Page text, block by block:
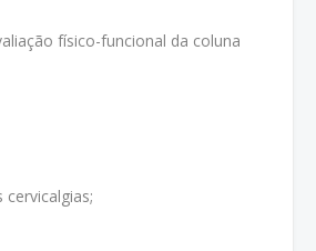
físico-funcional da coluna